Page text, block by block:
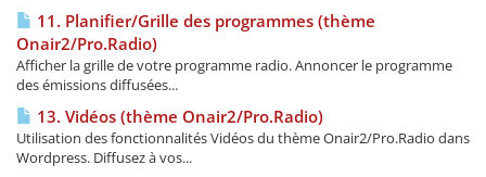
11. Planifier/Grille des programmes (thème
Onair2/Pro.Radio)
Afficher la grille de votre programme radio. Annoncer le programme
des émissions diffusées...
13. Vidéos (thème Onair2/Pro.Radio)
Utilisation des fonctionnalités Vidéos du thème Onair2/Pro.Radio dans
Wordpress. Diffusez à vos...